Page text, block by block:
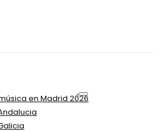
en Madrid 2026